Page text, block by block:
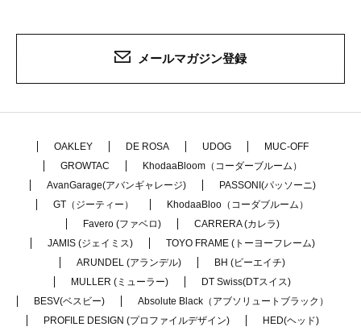
メールマガジン登録
OAKLEY DE ROSA UDOG
MUC-OFF
GROWTAC
KhodaaBloom（コーダーブルーム）
AvanGarage(アバンギャレージ)
PASSONI(パッソーニ)
GT（ジーティー）
KhodaaBloo（コーダブルーム）
Favero (ファベロ)
CARRERA (カレラ)
JAMIS (ジェイミス)
TOYO FRAME (トーヨーフレーム)
ARUNDEL (アランデル)
BH (ビーエイチ)
MULLER (ミューラー)
DT Swiss(DTスイス)
BESV(ベスビー)
Absolute Black（アブソリュートブラック）
PROFILE DESIGN (プロファイルデザイン)
HED(ヘッド)